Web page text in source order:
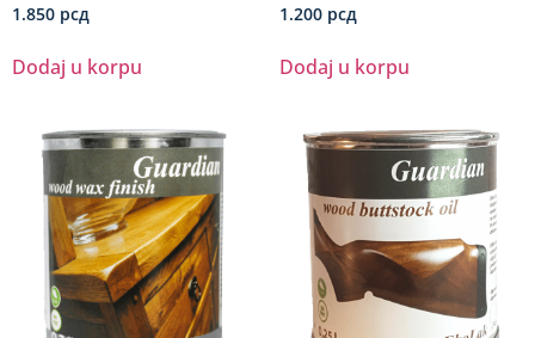
1.850 рсд
Dodaj u korpu
1.200 рсд
Dodaj u korpu